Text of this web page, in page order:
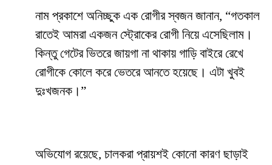
নাম প্রকাশে অনিচ্ছুক এক রোগীর স্বজন জানান, “গতকাল
রাতেই আমরা একজন স্ট্রোকের রোগী নিয়ে এসেছিলাম।
কিন্তু গেটের ভিতরে জায়গা না থাকায় গাড়ি বাইরে রেখে
রোগীকে কোলে করে ভেতরে আনতে হয়েছে। এটা খুবই
দুঃখজনক।”
অভিযোগ রয়েছে, চালকরা প্রায়শই কোনো কারণ ছাড়াই